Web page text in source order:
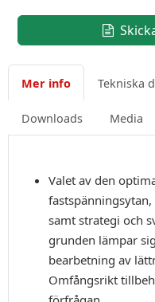
Mer info Tekniska
Downloads Media
Valet av den
samt strategi och
grunden lämpar
bearbetning av
Omfångsrikt